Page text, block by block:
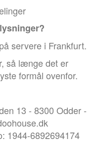
servere i Frankfurt.
så længe det er
formål ovenfor.
13 - 8300 Odder -
1944-6892694174